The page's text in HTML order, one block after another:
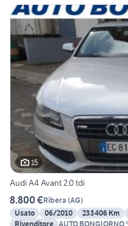
15
Audi A4 Avant 2.0 tdi
8.800 €Ribera (AG)
Usato
06/2010 233406 Km
Rivenditore AUTO BONGIORNO